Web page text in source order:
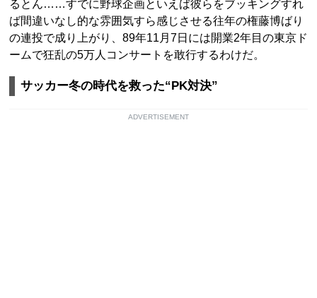
るとん……すでに野球企画といえば彼らをブッキングすれ
ば間違いなし的な雰囲気すら感じさせる往年の権藤博ばり
の連投で成り上がり、89年11月7日には開業2年目の東京ド
ームで狂乱の5万人コンサートを敢行するわけだ。
サッカー冬の時代を救った“PK対決”
ADVERTISEMENT